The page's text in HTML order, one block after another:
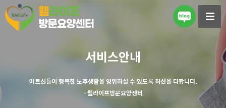
서비스안내
어르신들이 행복한 노후생활을 영위하실 수 있도록 최선을 다합니다.
- 웰라이프방문요양센터